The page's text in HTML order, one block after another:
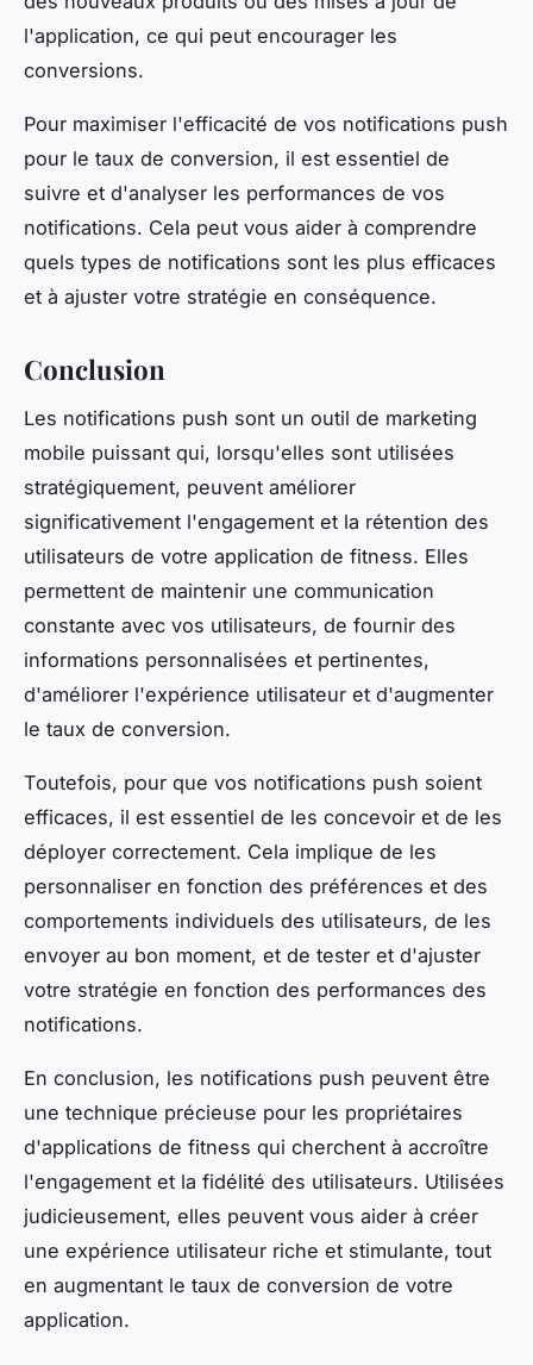
l'application, ce qui peut encourager les
conversions.
Pour maximiser l'efficacité de vos notifications push
pour le taux de conversion, il est essentiel de
suivre et d'analyser les performances de vos
notifications. Cela peut vous aider à comprendre
quels types de notifications sont les plus efficaces
et à ajuster votre stratégie en conséquence.
Conclusion
Les notifications push sont un outil de marketing
mobile puissant qui, lorsqu'elles sont utilisées
stratégiquement, peuvent améliorer
significativement l'engagement et la rétention des
utilisateurs de votre application de fitness. Elles
permettent de maintenir une communication
constante avec vos utilisateurs, de fournir des
informations personnalisées et pertinentes,
d'améliorer l'expérience utilisateur et d'augmenter
le taux de conversion.
Toutefois, pour que vos notifications push soient
efficaces, il est essentiel de les concevoir et de les
déployer correctement. Cela implique de les
personnaliser en fonction des préférences et des
comportements individuels des utilisateurs, de les
envoyer au bon moment, et de tester et d'ajuster
votre stratégie en fonction des performances des
notifications.
En conclusion, les notifications push peuvent être
une technique précieuse pour les propriétaires
d'applications de fitness qui cherchent à accroître
l'engagement et la fidélité des utilisateurs. Utilisées
judicieusement, elles peuvent vous aider à créer
une expérience utilisateur riche et stimulante, tout
en augmentant le taux de conversion de votre
application.